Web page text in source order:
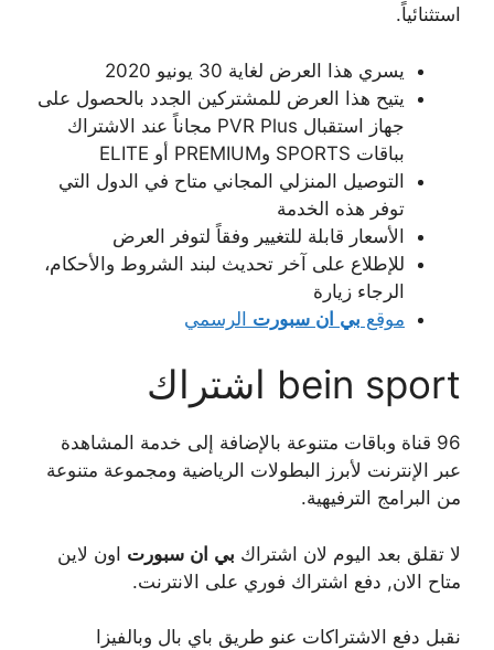
استثنائياً.
يسري هذا العرض لغاية 30 يونيو 2020
يتيح هذا العرض للمشتركين الجدد بالحصول على
جهاز استقبال PVR Plus مجاناً عند الاشتراك
بباقات SPORTS وPREMIUM أو ELITE
التوصيل المنزلي المجاني متاح في الدول التي
توفر هذه الخدمة
الأسعار قابلة للتغيير وفقاً لتوفر العرض
للإطلاع على آخر تحديث لبند الشروط والأحكام،
الرجاء زيارة
موقع بي ان سبورت الرسمي
bein sport اشتراك
96 قناة وباقات متنوعة بالإضافة إلى خدمة المشاهدة
عبر الإنترنت لأبرز البطولات الرياضية ومجموعة متنوعة
من البرامج الترفيهية.
لا تقلق بعد اليوم لان اشتراك بي ان سبورت اون لاين
متاح الان, دفع اشتراك فوري على الانترنت.
نقبل دفع الاشتراكات عنو طريق باي بال وبالفيزا